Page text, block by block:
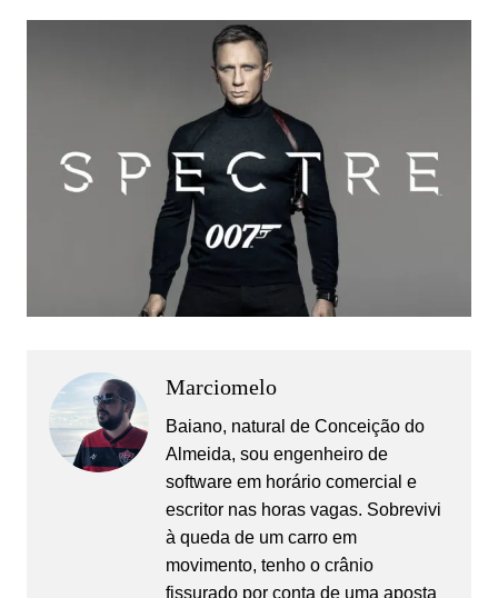
Marciomelo
Baiano, natural de Conceição do
Almeida, sou engenheiro de
software em horário comercial e
escritor nas horas vagas. Sobrevivi
à queda de um carro em
movimento, tenho o crânio
fissurado por conta de uma aposta